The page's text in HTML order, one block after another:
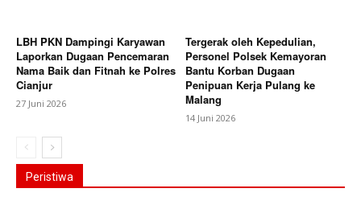
LBH PKN Dampingi Karyawan
Laporkan Dugaan Pencemaran
Nama Baik dan Fitnah ke Polres
Cianjur
27 Juni 2026
Tergerak oleh Kepedulian,
Personel Polsek Kemayoran
Bantu Korban Dugaan
Penipuan Kerja Pulang ke
Malang
14 Juni 2026
Peristiwa